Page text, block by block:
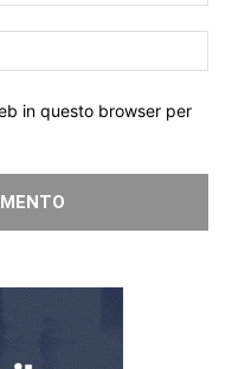
in questo browser per